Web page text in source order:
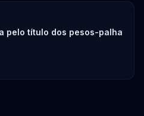
pelo título dos pesos-palha